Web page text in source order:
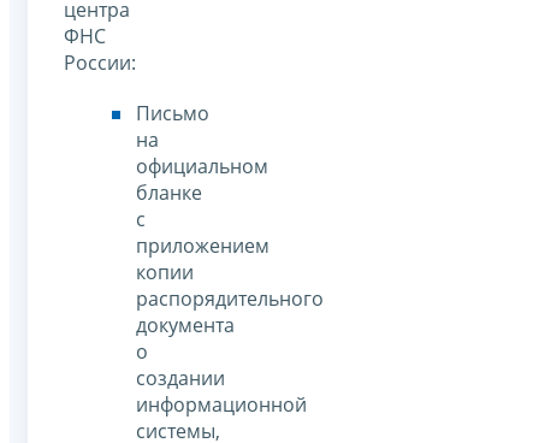
центра
ФНС
России:
Письмо
на
официальном
бланке
с
приложением
копии
распорядительного
документа
о
создании
информационной
системы,